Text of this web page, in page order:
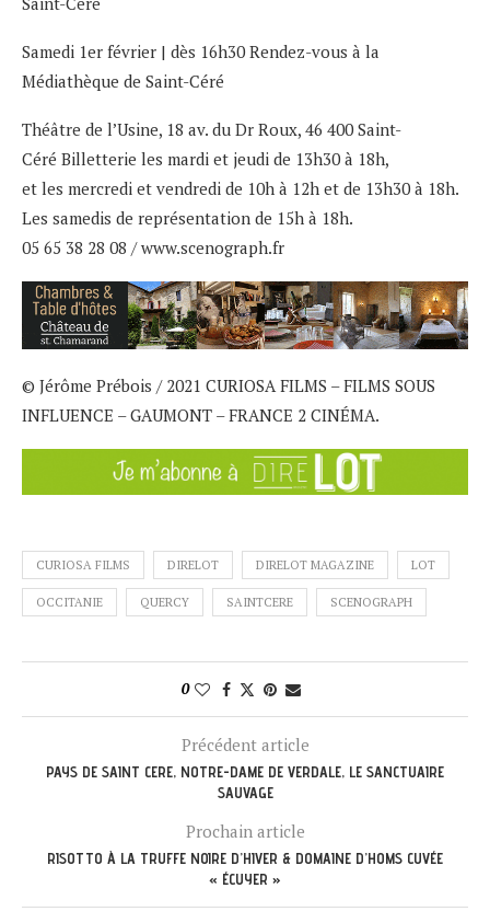
Samedi 1er février | dès 16h30 Rendez-vous à la
Médiathèque de Saint-Céré
Théâtre de l’Usine, 18 av. du Dr Roux, 46 400 Saint-
Céré Billetterie les mardi et jeudi de 13h30 à 18h,
et les mercredi et vendredi de 10h à 12h et de 13h30 à 18h.
Les samedis de représentation de 15h à 18h.
05 65 38 28 08 / www.scenograph.fr
© Jérôme Prébois / 2021 CURIOSA FILMS – FILMS SOUS
INFLUENCE – GAUMONT – FRANCE 2 CINÉMA.
CURIOSA FILMS DIRELOT DIRELOT MAGAZINE LOT
OCCITANIE QUERCY SAINTCERE SCENOGRAPH
0
Précédent article
PAYS DE SAINT CERE, NOTRE-DAME DE VERDALE, LE SANCTUAIRE
SAUVAGE
Prochain article
RISOTTO À LA TRUFFE NOIRE D’HIVER & DOMAINE D’HOMS CUVÉE
« ÉCUYER »